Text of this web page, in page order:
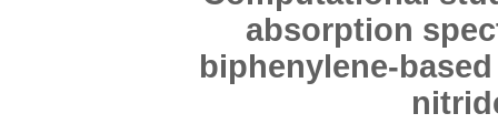
absorption
biphenylene-